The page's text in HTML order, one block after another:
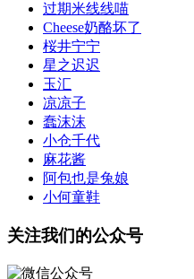
过期米线线喵
Cheese奶酪坏了
桜井宁宁
星之迟迟
玉汇
凉凉子
蠢沫沫
小仓千代
麻花酱
阿包也是兔娘
小何童鞋
关注我们的公众号